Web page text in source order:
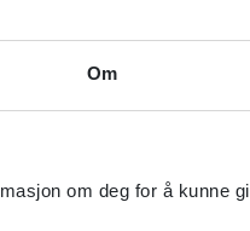
Om
om deg for å kunne gi